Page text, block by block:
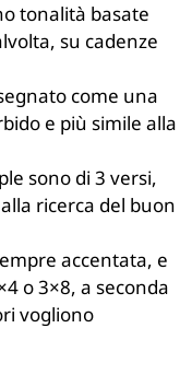
tonalità basate
su cadenze
come una
e più simile alla
sono di 3 versi,
ricerca del buon
accentata, e
o 3×8, a seconda
vogliono